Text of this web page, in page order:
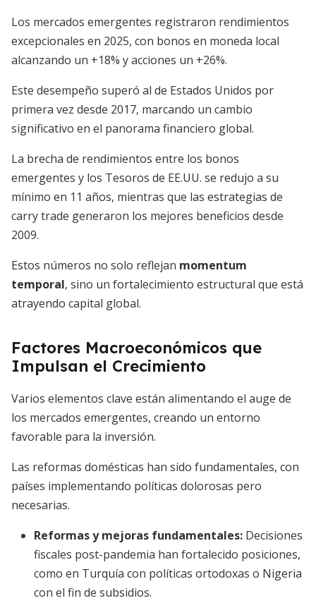
Los mercados emergentes registraron rendimientos
excepcionales en 2025, con bonos en moneda local
alcanzando un +18% y acciones un +26%.
Este desempeño superó al de Estados Unidos por
primera vez desde 2017, marcando un cambio
significativo en el panorama financiero global.
La brecha de rendimientos entre los bonos
emergentes y los Tesoros de EE.UU. se redujo a su
mínimo en 11 años, mientras que las estrategias de
carry trade generaron los mejores beneficios desde
2009.
Estos números no solo reflejan momentum
temporal, sino un fortalecimiento estructural que está
atrayendo capital global.
Factores Macroeconómicos que
Impulsan el Crecimiento
Varios elementos clave están alimentando el auge de
los mercados emergentes, creando un entorno
favorable para la inversión.
Las reformas domésticas han sido fundamentales, con
países implementando políticas dolorosas pero
necesarias.
Reformas y mejoras fundamentales: Decisiones
fiscales post-pandemia han fortalecido posiciones,
como en Turquía con políticas ortodoxas o Nigeria
con el fin de subsidios.